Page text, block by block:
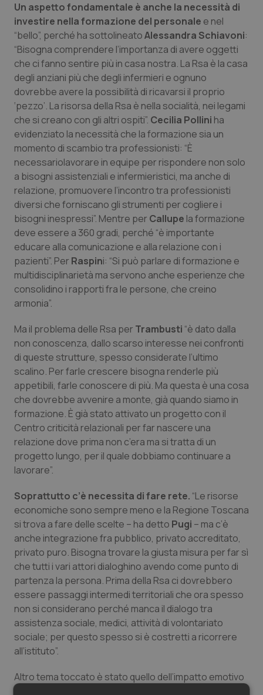
Puglia
Sardegna
Sicilia
Toscana
Umbria
Valle D’Aosta
Veneto
Malattie rare
Malattia di Crohn & Rettocolite Ulcerosa
Neuroscienze & patologie neurodegenerative
Obesità
Oftalmologia
Oncodermatologia
Oncoematologia
Oncologia & Nutrizione
Psoriasi & pelle
Quotidiano Cardiologia
Quotidiano Chirurgia
Quotidiano Oncologia
Quotidiano Pediatria
Rene & patologie urogenitali
Salute orale & impianti
Sangue & coagulazione
Tiroide
Tumore al seno
Tumore ovarico
Tumori del Polmone & Testa Collo
Tumori gastrointestinali
Ulcera & Reflusso
Un aspetto fondamentale è anche la necessità di
investire nella formazione del personale e nel
“bello”, perché ha sottolineatoAlessandra Schiavoni:
“Bisogna comprendere l’importanza di avere oggetti
che ci fanno sentire più in casa nostra. La Rsa è la casa
degli anziani più che degli infermieri e ognuno
dovrebbe avere la possibilità di ricavarsi il proprio
‘pezzo’. La risorsa della Rsa è nella socialità, nei legami
che si creano con gli altri ospiti”. Cecilia Pollini ha
evidenziato la necessità che la formazione sia un
momento di scambio tra professionisti: “È
necessariolavorare in equipe per rispondere non solo
a bisogni assistenziali e infermieristici, ma anche di
relazione, promuovere l’incontro tra professionisti
diversi che forniscano gli strumenti per cogliere i
bisogni inespressi”. Mentre per Callupe la formazione
deve essere a 360 gradi, perché “è importante
educare alla comunicazione e alla relazione con i
pazienti”. Per Raspini: “Si può parlare di formazione e
multidisciplinarietà ma servono anche esperienze che
consolidino i rapporti fra le persone, che creino
armonia”.
Ma il problema delle Rsa per Trambusti “è dato dalla
non conoscenza, dallo scarso interesse nei confronti
di queste strutture, spesso considerate l’ultimo
scalino. Per farle crescere bisogna renderle più
appetibili, farle conoscere di più. Ma questa è una cosa
che dovrebbe avvenire a monte, già quando siamo in
formazione. È già stato attivato un progetto con il
Centro criticità relazionali per far nascere una
relazione dove prima non c’era ma si tratta di un
progetto lungo, per il quale dobbiamo continuare a
lavorare”.
Soprattutto c’è necessita di fare rete. “Le risorse
economiche sono sempre meno e la Regione Toscana
si trova a fare delle scelte – ha detto Pugi – ma c’è
anche integrazione fra pubblico, privato accreditato,
privato puro. Bisogna trovare la giusta misura per far sì
che tutti i vari attori dialoghino avendo come punto di
partenza la persona. Prima della Rsa ci dovrebbero
essere passaggi intermedi territoriali che ora spesso
non si considerano perché manca il dialogo tra
assistenza sociale, medici, attività di volontariato
sociale; per questo spesso si è costretti a ricorrere
all’istituto”.
Altro tema toccato è stato quello dell’impatto emotivo